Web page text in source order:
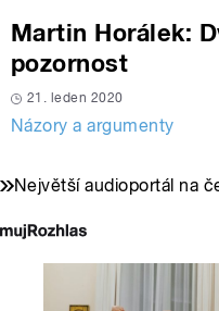
Martin Horálek:
pozornost
21. leden 2020
Názory a argumenty
Největší audioportál na